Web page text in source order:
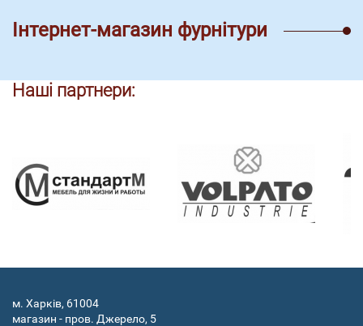
Інтернет-магазин фурнітури
Наші партнери:
м. Харків, 61004
магазин - пров. Джерело, 5